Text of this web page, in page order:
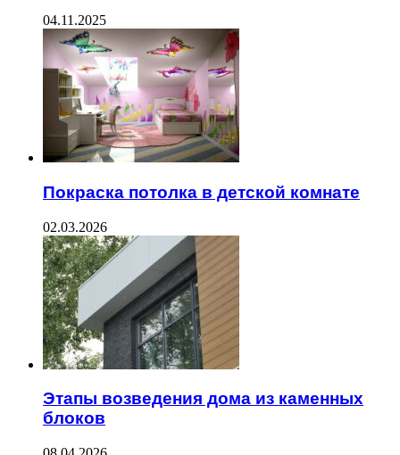
04.11.2025
Покраска потолка в детской комнате
02.03.2026
Этапы возведения дома из каменных
блоков